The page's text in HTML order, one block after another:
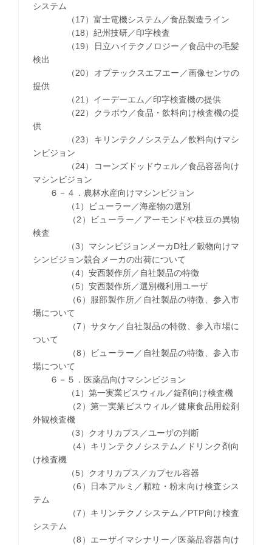
システム
（17）富士電機システム／食品製造ライン
（18）紀州技研／印字検査
（19）日立ハイテクノロジー／食品中の毛髪
検出
（20）オプテックスエフエー／画像センサの
提供
（21）イーデーエム／印字検査機の提供
（22）クラボウ／食品・飲料向け検査機の提
供
（23）キリンテクノシステム／飲料向けマシ
ンビジョン
（24）コーンズドッドウェル／食品容器向け
マシンビジョン
６－４．農林水産向けマシンビジョン
（1）ビューラー／海産物の選別
（2）ビューラー／アーモンドや枝豆の異物
検査
（3）マシンビジョンメーカD社／穀物向けマ
シンビジョン競合メーカの出荷について
（4）安西製作所／自社製品の特徴
（5）安西製作所／選別機利用ユーザ
（6）服部製作所／自社製品の特徴、参入市
場について
（7）サタケ／自社製品の特徴、参入市場に
ついて
（8）ビューラー／自社製品の特徴、参入市
場について
６－５．医薬品向けマシンビジョン
（1）第一実業ビスウィル／錠剤向け検査機
（2）第一実業ビスウィル／健康食品用錠剤
外観検査機
（3）クオリカプス／ユーザの判断
（4）キリンテクノシステム／ドリンク剤向
け検査機
（5）クオリカプス／カプセル容器
（6）日本アルミ／顆粒・粉末向け検査シス
テム
（7）キリンテクノシステム／PTP向け検査
システム
（8）エーザイマシナリー／医薬品容器向け